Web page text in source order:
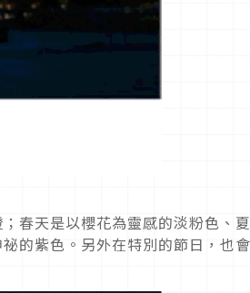
春天是以櫻花為靈感的淡粉色、
的紫色。另外在特別的節日，也